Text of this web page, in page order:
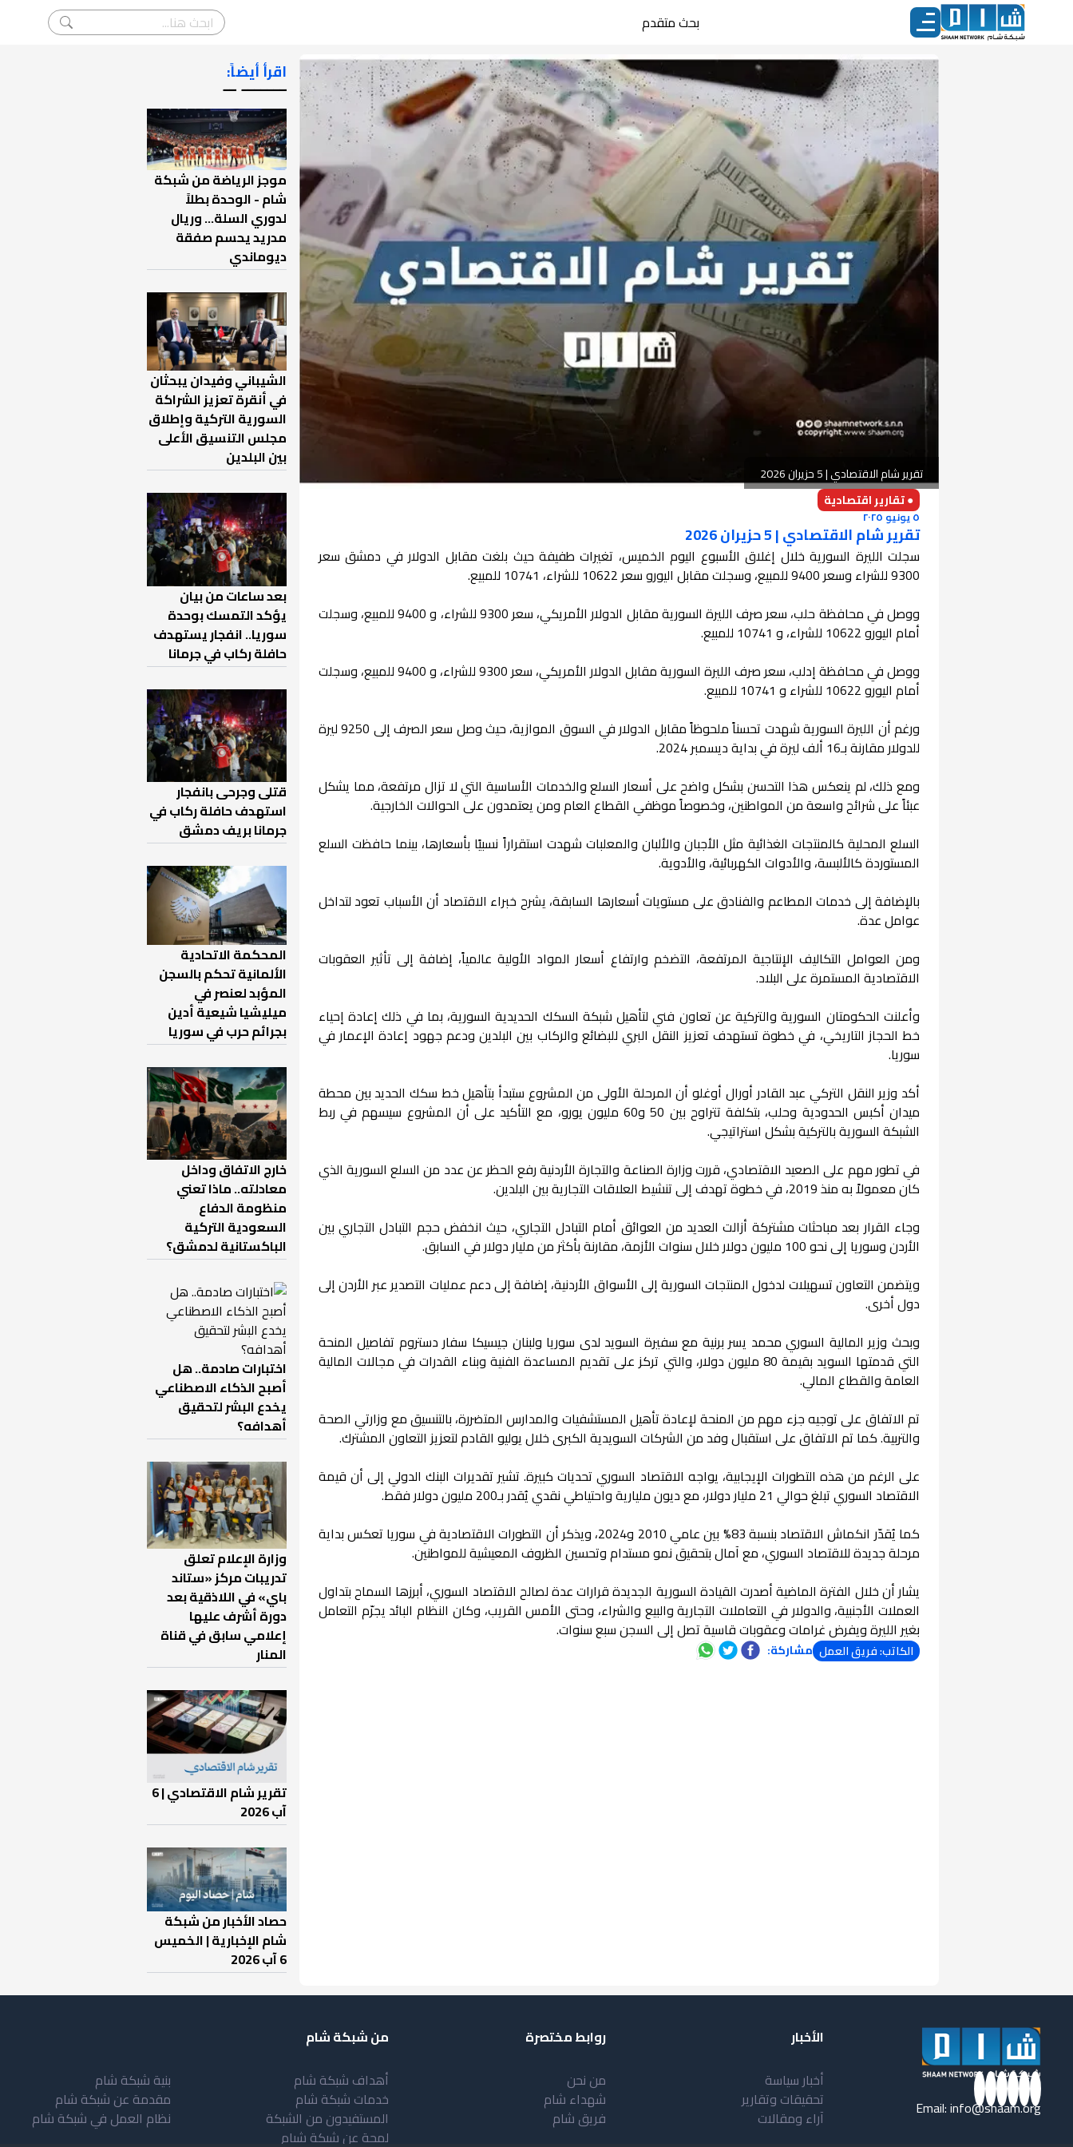
بحث متقدم
تقرير شام الاقتصادي | 5 حزيران 2026
● تقارير اقتصادية
٥ يونيو ٢٠٢٥
تقرير شام الاقتصادي | 5 حزيران 2026
سجلت الليرة السورية خلال إغلاق الأسبوع اليوم الخميس، تغيرات طفيفة حيث بلغت مقابل الدولار في دمشق سعر
9300 للشراء وسعر 9400 للمبيع، وسجلت مقابل اليورو سعر 10622 للشراء، 10741 للمبيع.
ووصل في محافظة حلب، سعر صرف الليرة السورية مقابل الدولار الأمريكي، سعر 9300 للشراء، و 9400 للمبيع، وسجلت
أمام اليورو 10622 للشراء، و 10741 للمبيع.
ووصل في محافظة إدلب، سعر صرف الليرة السورية مقابل الدولار الأمريكي، سعر 9300 للشراء، و 9400 للمبيع، وسجلت
أمام اليورو 10622 للشراء و 10741 للمبيع.
ورغم أن الليرة السورية شهدت تحسناً ملحوظاً مقابل الدولار في السوق الموازية، حيث وصل سعر الصرف إلى 9250 ليرة
للدولار مقارنة بـ16 ألف ليرة في بداية ديسمبر 2024.
ومع ذلك، لم ينعكس هذا التحسن بشكل واضح على أسعار السلع والخدمات الأساسية التي لا تزال مرتفعة، مما يشكل
عبئاً على شرائح واسعة من المواطنين، وخصوصاً موظفي القطاع العام ومن يعتمدون على الحوالات الخارجية.
السلع المحلية كالمنتجات الغذائية مثل الأجبان والألبان والمعلبات شهدت استقراراً نسبيًا بأسعارها، بينما حافظت السلع
المستوردة كالألبسة، والأدوات الكهربائية، والأدوية.
بالإضافة إلى خدمات المطاعم والفنادق على مستويات أسعارها السابقة، يشرح خبراء الاقتصاد أن الأسباب تعود لتداخل
عوامل عدة.
ومن العوامل التكاليف الإنتاجية المرتفعة، التضخم وارتفاع أسعار المواد الأولية عالمياً، إضافة إلى تأثير العقوبات
الاقتصادية المستمرة على البلاد.
وأعلنت الحكومتان السورية والتركية عن تعاون فني لتأهيل شبكة السكك الحديدية السورية، بما في ذلك إعادة إحياء
خط الحجاز التاريخي، في خطوة تستهدف تعزيز النقل البري للبضائع والركاب بين البلدين ودعم جهود إعادة الإعمار في
سوريا.
أكد وزير النقل التركي عبد القادر أورال أوغلو أن المرحلة الأولى من المشروع ستبدأ بتأهيل خط سكك الحديد بين محطة
ميدان أكبس الحدودية وحلب، بتكلفة تتراوح بين 50 و60 مليون يورو، مع التأكيد على أن المشروع سيسهم في ربط
الشبكة السورية بالتركية بشكل استراتيجي.
في تطور مهم على الصعيد الاقتصادي، قررت وزارة الصناعة والتجارة الأردنية رفع الحظر عن عدد من السلع السورية الذي
كان معمولاً به منذ 2019، في خطوة تهدف إلى تنشيط العلاقات التجارية بين البلدين.
وجاء القرار بعد مباحثات مشتركة أزالت العديد من العوائق أمام التبادل التجاري، حيث انخفض حجم التبادل التجاري بين
الأردن وسوريا إلى نحو 100 مليون دولار خلال سنوات الأزمة، مقارنة بأكثر من مليار دولار في السابق.
ويتضمن التعاون تسهيلات لدخول المنتجات السورية إلى الأسواق الأردنية، إضافة إلى دعم عمليات التصدير عبر الأردن إلى
دول أخرى.
وبحث وزير المالية السوري محمد يسر برنية مع سفيرة السويد لدى سوريا ولبنان جيسيكا سفار دستروم تفاصيل المنحة
التي قدمتها السويد بقيمة 80 مليون دولار، والتي تركز على تقديم المساعدة الفنية وبناء القدرات في مجالات المالية
العامة والقطاع المالي.
تم الاتفاق على توجيه جزء مهم من المنحة لإعادة تأهيل المستشفيات والمدارس المتضررة، بالتنسيق مع وزارتي الصحة
والتربية. كما تم الاتفاق على استقبال وفد من الشركات السويدية الكبرى خلال يوليو القادم لتعزيز التعاون المشترك.
على الرغم من هذه التطورات الإيجابية، يواجه الاقتصاد السوري تحديات كبيرة. تشير تقديرات البنك الدولي إلى أن قيمة
الاقتصاد السوري تبلغ حوالي 21 مليار دولار، مع ديون مليارية واحتياطي نقدي يُقدر بـ200 مليون دولار فقط.
كما يُقدّر انكماش الاقتصاد بنسبة 83% بين عامي 2010 و2024، ويذكر أن التطورات الاقتصادية في سوريا تعكس بداية
مرحلة جديدة للاقتصاد السوري، مع آمال بتحقيق نمو مستدام وتحسين الظروف المعيشية للمواطنين.
يشار أن خلال الفترة الماضية أصدرت القيادة السورية الجديدة قرارات عدة لصالح الاقتصاد السوري، أبرزها السماح بتداول
العملات الأجنبية، والدولار في التعاملات التجارية والبيع والشراء، وحتى الأمس القريب، وكان النظام البائد يجرّم التعامل
بغير الليرة ويفرض غرامات وعقوبات قاسية تصل إلى السجن سبع سنوات.
الكاتب: فريق العمل مشاركة:
اقرأ أيضاً:
ـــــــ ــ
موجز الرياضة من شبكة
شام - الوحدة بطلاً
لدوري السلة... وريال
مدريد يحسم صفقة
ديوماندي
الشيباني وفيدان يبحثان
في أنقرة تعزيز الشراكة
السورية التركية وإطلاق
مجلس التنسيق الأعلى
بين البلدين
بعد ساعات من بيان
يؤكد التمسك بوحدة
سوريا.. انفجار يستهدف
حافلة ركاب في جرمانا
قتلى وجرحى بانفجار
استهدف حافلة ركاب في
جرمانا بريف دمشق
المحكمة الاتحادية
الألمانية تحكم بالسجن
المؤبد لعنصر في
ميليشيا شيعية أدين
بجرائم حرب في سوريا
خارج الاتفاق وداخل
معادلته.. ماذا تعني
منظومة الدفاع
السعودية التركية
الباكستانية لدمشق؟
اختبارات صادمة.. هل
أصبح الذكاء الاصطناعي
يخدع البشر لتحقيق
أهدافه؟
وزارة الإعلام تعلق
تدريبات مركز «ستاند
باي» في اللاذقية بعد
دورة أشرف عليها
إعلامي سابق في قناة
المنار
تقرير شام الاقتصادي | 6
آب 2026
حصاد الأخبار من شبكة
شام الإخبارية | الخميس
6 آب 2026
Email:info@shaam.org
الأخبار
أخبار سياسة
تحقيقات وتقارير
آراء ومقالات
روابط مختصرة
من نحن
شهداء شام
فريق شام
من شبكة شام
أهداف شبكة شام
خدمات شبكة شام
المستفيدون من الشبكة
لمحة عن شبكة شبام
بنية شبكة شام
مقدمة عن شبكة شام
نظام العمل في شبكة شام